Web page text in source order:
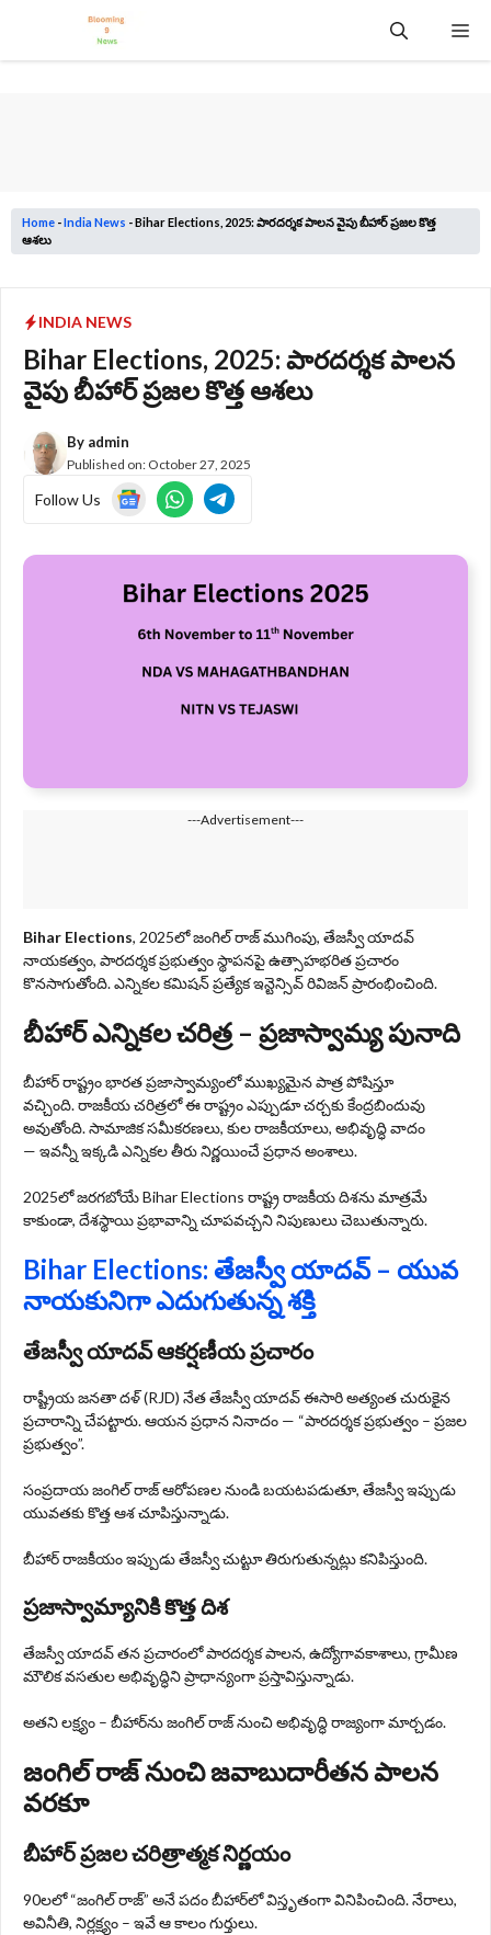
content
Home -India News -Bihar Elections, 2025: పారదర్శక పాలన వైపు బీహార్ ప్రజల కొత్త
ఆశలు
INDIA NEWS
Bihar Elections, 2025: పారదర్శక పాలన
వైపు బీహార్ ప్రజల కొత్త ఆశలు
By admin
Published on: October 27, 2025
Follow Us
---Advertisement---
Bihar Elections, 2025లో జంగిల్ రాజ్ ముగింపు, తేజస్వీ యాదవ్
నాయకత్వం, పారదర్శక ప్రభుత్వం స్థాపనపై ఉత్సాహభరిత ప్రచారం
కొనసాగుతోంది. ఎన్నికల కమిషన్ ప్రత్యేక ఇన్టెన్సివ్ రివిజన్ ప్రారంభించింది.
బీహార్ ఎన్నికల చరిత్ర – ప్రజాస్వామ్య పునాది
బీహార్ రాష్ట్రం భారత ప్రజాస్వామ్యంలో ముఖ్యమైన పాత్ర పోషిస్తూ
వచ్చింది. రాజకీయ చరిత్రలో ఈ రాష్ట్రం ఎప్పుడూ చర్చకు కేంద్రబిందువు
అవుతోంది. సామాజిక సమీకరణలు, కుల రాజకీయాలు, అభివృద్ధి వాదం
— ఇవన్నీ ఇక్కడి ఎన్నికల తీరు నిర్ణయించే ప్రధాన అంశాలు.
2025లో జరగబోయే Bihar Elections రాష్ట్ర రాజకీయ దిశను మాత్రమే
కాకుండా, దేశస్థాయి ప్రభావాన్ని చూపవచ్చని నిపుణులు చెబుతున్నారు.
Bihar Elections: తేజస్వీ యాదవ్ – యువ
నాయకునిగా ఎదుగుతున్న శక్తి
తేజస్వీ యాదవ్ ఆకర్షణీయ ప్రచారం
రాష్ట్రీయ జనతా దళ్ (RJD) నేత తేజస్వీ యాదవ్ ఈసారి అత్యంత చురుకైన
ప్రచారాన్ని చేపట్టారు. ఆయన ప్రధాన నినాదం — “పారదర్శక ప్రభుత్వం – ప్రజల
ప్రభుత్వం”.
సంప్రదాయ జంగిల్ రాజ్ ఆరోపణల నుండి బయటపడుతూ, తేజస్వీ ఇప్పుడు
యువతకు కొత్త ఆశ చూపిస్తున్నాడు.
బీహార్ రాజకీయం ఇప్పుడు తేజస్వీ చుట్టూ తిరుగుతున్నట్లు కనిపిస్తుంది.
ప్రజాస్వామ్యానికి కొత్త దిశ
తేజస్వీ యాదవ్ తన ప్రచారంలో పారదర్శక పాలన, ఉద్యోగావకాశాలు, గ్రామీణ
మౌలిక వసతుల అభివృద్ధిని ప్రాధాన్యంగా ప్రస్తావిస్తున్నాడు.
అతని లక్ష్యం – బీహార్‌ను జంగిల్ రాజ్ నుంచి అభివృద్ధి రాజ్యంగా మార్చడం.
జంగిల్ రాజ్ నుంచి జవాబుదారీతన పాలన
వరకూ
బీహార్ ప్రజల చరిత్రాత్మక నిర్ణయం
90లలో “జంగిల్ రాజ్” అనే పదం బీహార్‌లో విస్తృతంగా వినిపించింది. నేరాలు,
అవినీతి, నిర్లక్ష్యం – ఇవే ఆ కాలం గుర్తులు.